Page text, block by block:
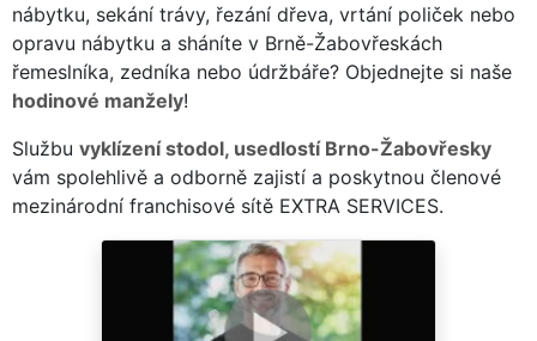
nábytku, sekání trávy, řezání dřeva, vrtání poliček nebo
opravu nábytku a sháníte v Brně-Žabovřeskách
řemeslníka, zedníka nebo údržbáře? Objednejte si naše
hodinové manžely!
Službu vyklízení stodol, usedlostí Brno-Žabovřesky
vám spolehlivě a odborně zajistí a poskytnou členové
mezinárodní franchisové sítě EXTRA SERVICES.